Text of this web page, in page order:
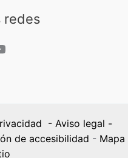
redes
- Aviso legal -
de accesibilidad - Mapa